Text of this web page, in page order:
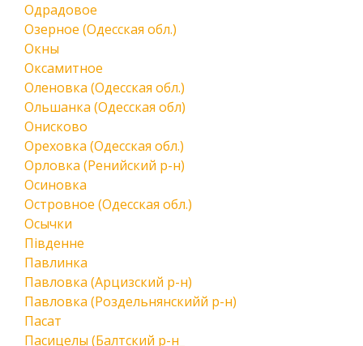
Одрадовое
Озерное (Одесская обл.)
Окны
Оксамитное
Оленовка (Одесская обл.)
Ольшанка (Одесская обл)
Онисково
Ореховка (Одесская обл.)
Орловка (Ренийский р-н)
Осиновка
Островное (Одесская обл.)
Осычки
Південне
Павлинка
Павловка (Арцизский р-н)
Павловка (Роздельнянскийй р-н)
Пасат
Пасицелы (Балтский р-н_